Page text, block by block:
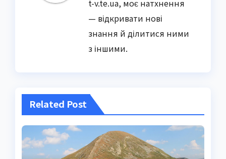
t-v.te.ua, моє натхнення
— відкривати нові
знання й ділитися ними
з іншими.
Related Post